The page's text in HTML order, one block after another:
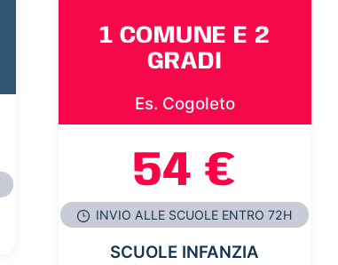
1 COMUNE E 2
GRADI
Es. Cogoleto
54 €
INVIO ALLE SCUOLE ENTRO 72H
SCUOLE INFANZIA